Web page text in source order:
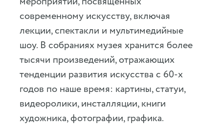
современному искусству, включая
лекции, спектакли и мультимедийные
шоу. В собраниях музея хранится более
тысячи произведений, отражающих
тенденции развития искусства с 60-х
годов по наше время: картины, статуи,
видеоролики, инсталляции, книги
художника, фотографии, графика.